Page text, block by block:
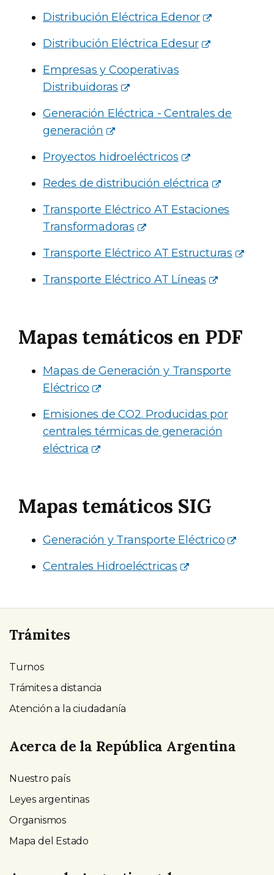
Distribución Eléctrica Edenor
Distribución Eléctrica Edesur
Empresas y Cooperativas
Distribuidoras
Generación Eléctrica - Centrales de
generación
Proyectos hidroeléctricos
Redes de distribución eléctrica
Transporte Eléctrico AT Estaciones
Transformadoras
Transporte Eléctrico AT Estructuras
Transporte Eléctrico AT Líneas
Mapas temáticos en PDF
Mapas de Generación y Transporte
Eléctrico
Emisiones de CO2. Producidas por
centrales térmicas de generación
eléctrica
Mapas temáticos SIG
Generación y Transporte Eléctrico
Centrales Hidroeléctricas
Trámites
Turnos
Trámites a distancia
Atención a la ciudadanía
Acerca de la República Argentina
Nuestro país
Leyes argentinas
Organismos
Mapa del Estado